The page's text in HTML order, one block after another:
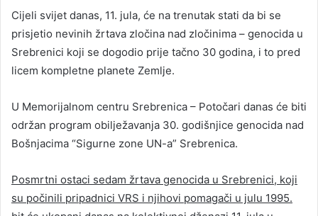
Cijeli svijet danas, 11. jula, će na trenutak stati da bi se
prisjetio nevinih žrtava zločina nad zločinima – genocida u
Srebrenici koji se dogodio prije tačno 30 godina, i to pred
licem kompletne planete Zemlje.
U Memorijalnom centru Srebrenica – Potočari danas će biti
održan program obilježavanja 30. godišnjice genocida nad
Bošnjacima “Sigurne zone UN-a” Srebrenica.
Posmrtni ostaci sedam žrtava genocida u Srebrenici, koji
su počinili pripadnici VRS i njihovi pomagači u julu 1995.